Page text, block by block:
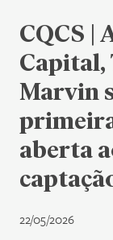
CQCS |
Capital,
Marvin
aberta
22/05/2026